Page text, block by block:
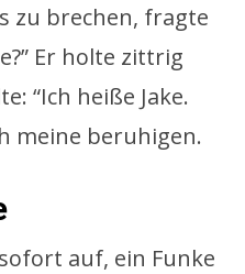
zu brechen, fragte
Er holte zittrig
“Ich heiße Jake.
meine beruhigen.
auf, ein Funke